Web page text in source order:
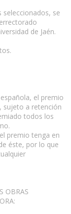
se
de Jaén.
el premio
sujeto a retención
todos los
premio tenga en
éste, por lo que
OBRAS